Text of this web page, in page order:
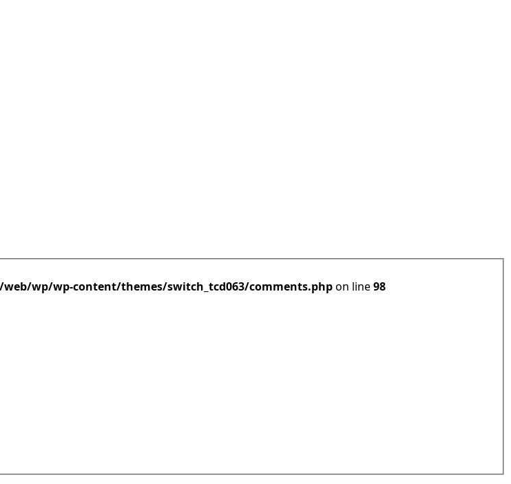
wp/wp-content/themes/switch_tcd063/comments.phpon line98